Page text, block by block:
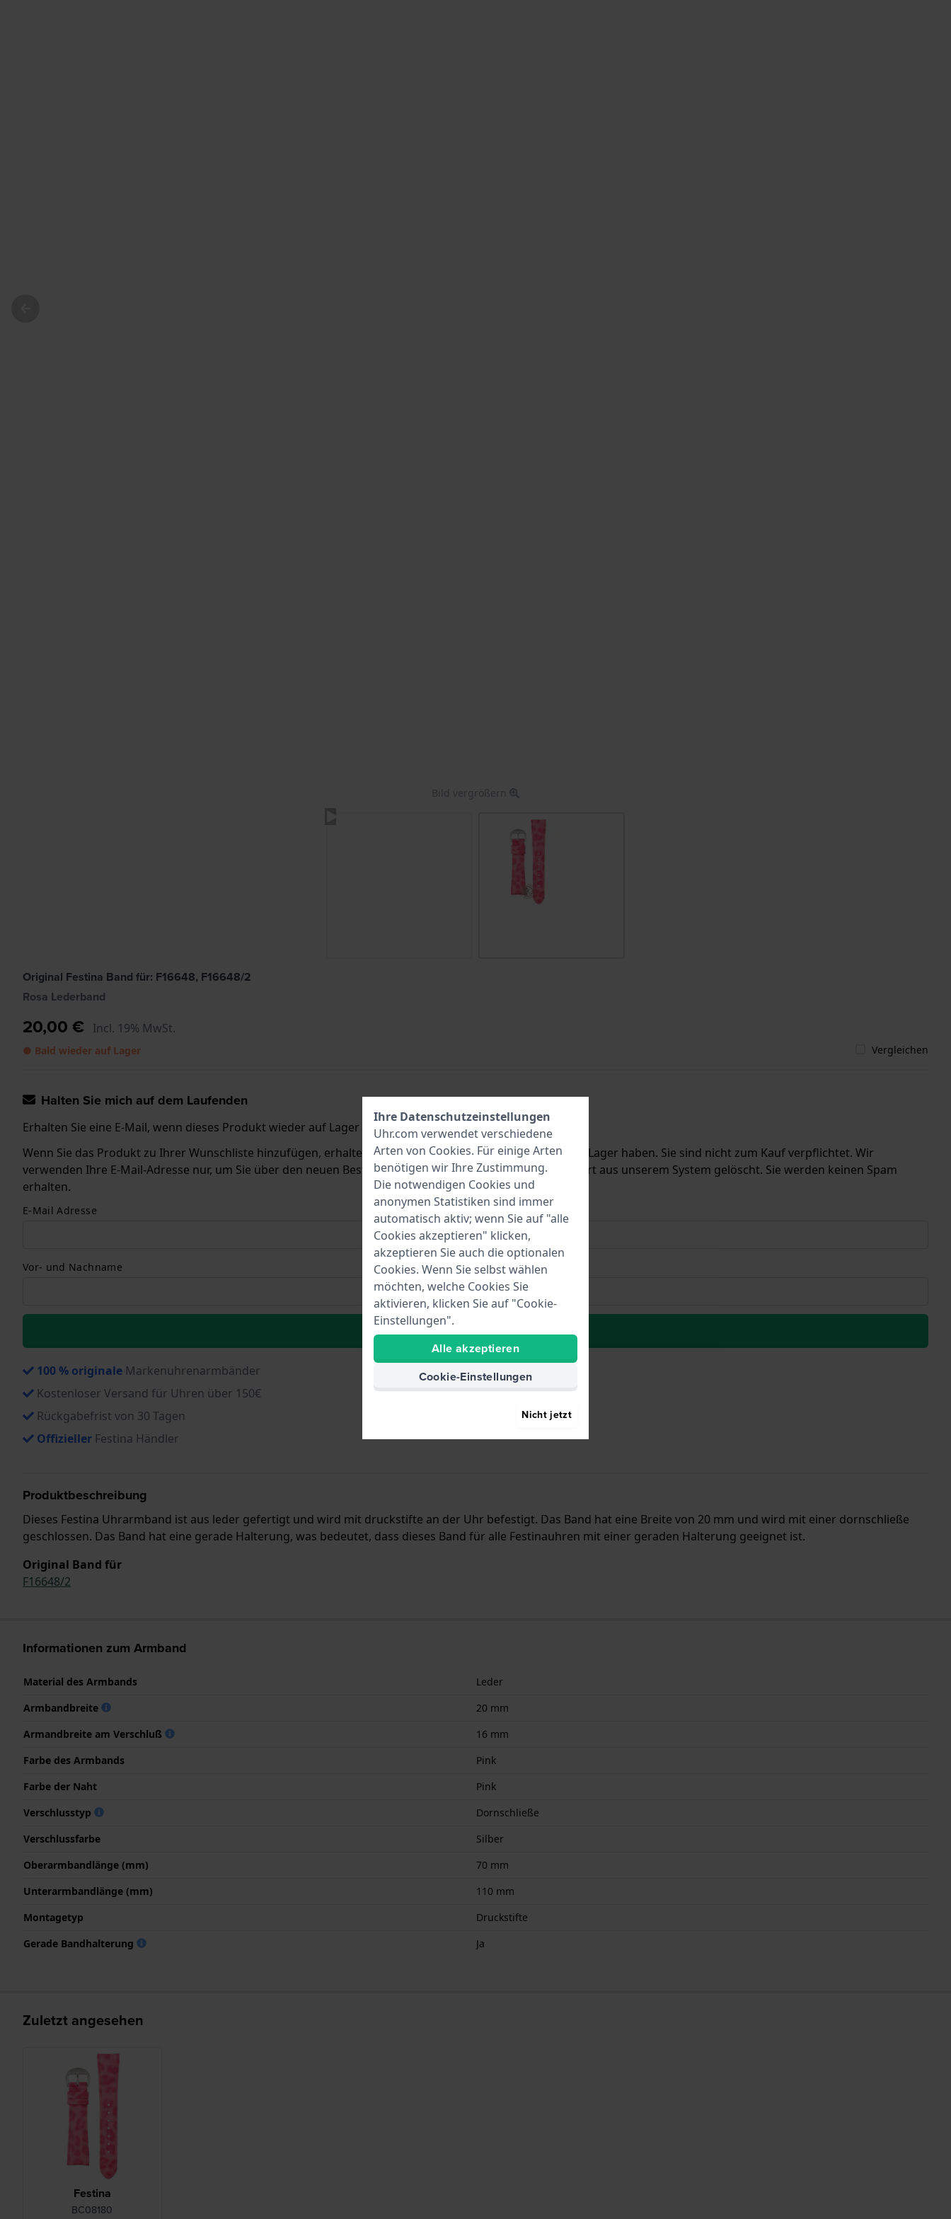
Bild vergrößern
Original Festina Band für: F16648, F16648/2
Rosa Lederband
20,00 € Incl. 19% MwSt.
● Bald wieder auf Lager Vergleichen
Halten Sie mich auf dem Laufenden
Erhalten Sie eine E-Mail, wenn dieses Produkt wieder auf Lager ist.
Wenn Sie das Produkt zu Ihrer Wunschliste hinzufügen, erhalten Sie eine E-Mail, sobald wir es wieder auf Lager haben. Sie sind nicht zum Kauf verpflichtet. Wir
verwenden Ihre E-Mail-Adresse nur, um Sie über den neuen Bestand zu informieren. Danach wird sie sofort aus unserem System gelöscht. Sie werden keinen Spam
erhalten.
E-Mail Adresse
Vor- und Nachname
Der Wunschliste hinzufügen
100 % originale Markenuhrenarmbänder
Kostenloser Versand für Uhren über 150€
Rückgabefrist von 30 Tagen
Offizieller Festina Händler
Produktbeschreibung
Dieses Festina Uhrarmband ist aus leder gefertigt und wird mit druckstifte an der Uhr befestigt. Das Band hat eine Breite von 20 mm und wird mit einer dornschließe
geschlossen. Das Band hat eine gerade Halterung, was bedeutet, dass dieses Band für alle Festinauhren mit einer geraden Halterung geeignet ist.
Original Band für
F16648/2
Informationen zum Armband
Material des Armbands
Leder
Armbandbreite
20 mm
Armandbreite am Verschluß
16 mm
Farbe des Armbands
Pink
Farbe der Naht
Pink
Verschlusstyp
Dornschließe
Verschlussfarbe
Silber
Oberarmbandlänge (mm)
70 mm
Unterarmbandlänge (mm)
110 mm
Montagetyp
Druckstifte
Gerade Bandhalterung
Ja
Zuletzt angesehen
Festina
BC08180
Ihre Datenschutzeinstellungen
Uhr.com verwendet verschiedene
Arten von Cookies. Für einige Arten
benötigen wir Ihre Zustimmung.
Die notwendigen Cookies und
anonymen Statistiken sind immer
automatisch aktiv; wenn Sie auf "alle
Cookies akzeptieren" klicken,
akzeptieren Sie auch die optionalen
Cookies. Wenn Sie selbst wählen
möchten, welche Cookies Sie
aktivieren, klicken Sie auf "Cookie-
Einstellungen".
Alle akzeptieren
Cookie-Einstellungen
Nicht jetzt